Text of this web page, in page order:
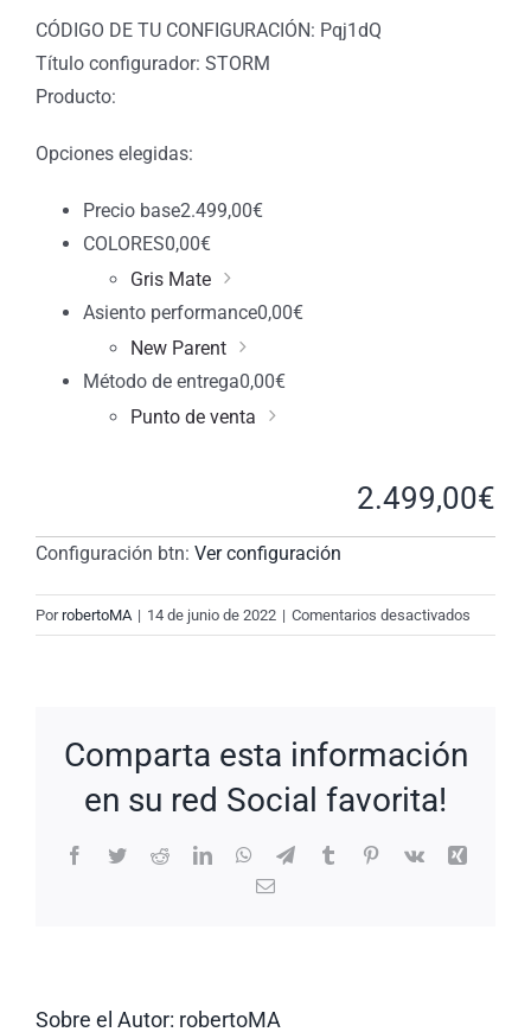
CÓDIGO DE TU CONFIGURACIÓN: Pqj1dQ
Título configurador: STORM
Producto:
Opciones elegidas:
Precio base2.499,00€
COLORES0,00€
Gris Mate
Asiento performance0,00€
New Parent
Método de entrega0,00€
Punto de venta
2.499,00€
Configuración btn: Ver configuración
PorrobertoMA | 14 de junio de 2022 | Comentarios desactivados
New
Comparta esta información
en su red Social favorita!
Facebook
TwitterRedditLinkedInWhatsApp
TelegramTumblrPinterest
Vk
Xing
Correo
Sobre el Autor: robertoMA